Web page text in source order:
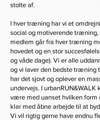
stolte af.
I hver træning har vi et
social og motiverende træning,
medlem går fra hver træning
hovedet og en stor
og våde dage). Vi er alle
og vi laver den bedste træning
har det sjovt og oplever en
undervejs. I urbanRUN&WALK
være med uanset hvilken form
klar med åbne arbejde til at
Vi vil rigtig gerne have endnu